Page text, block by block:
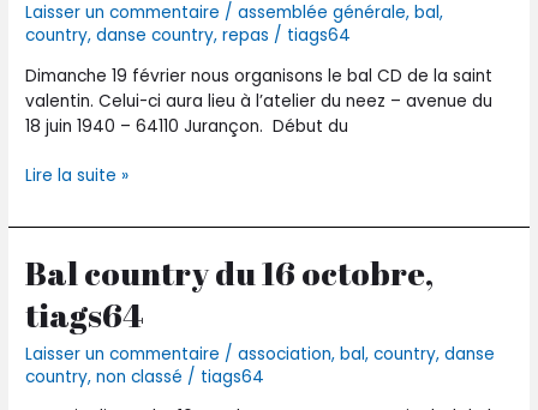
Laisser un commentaire /assemblée générale,bal,
country,danse country,repas / tiags64
Dimanche 19 février nous organisons le bal CD de la saint
valentin. Celui-ci aura lieu à l’atelier du neez – avenue du
18 juin 1940 – 64110 Jurançon. Début du
saint
valentin
du
19
février
Lire la suite »
Bal country du 16 octobre,
tiags64
Laisser un commentaire /association,bal,country,danse
country,non classé / tiags64
Bal
country
du
octobre,
tiags64